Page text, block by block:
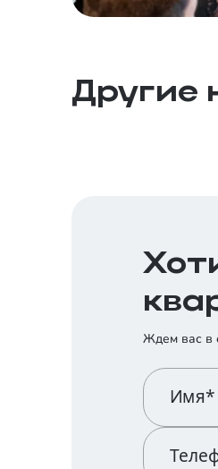
Другие
Ждем вас в
Имя*